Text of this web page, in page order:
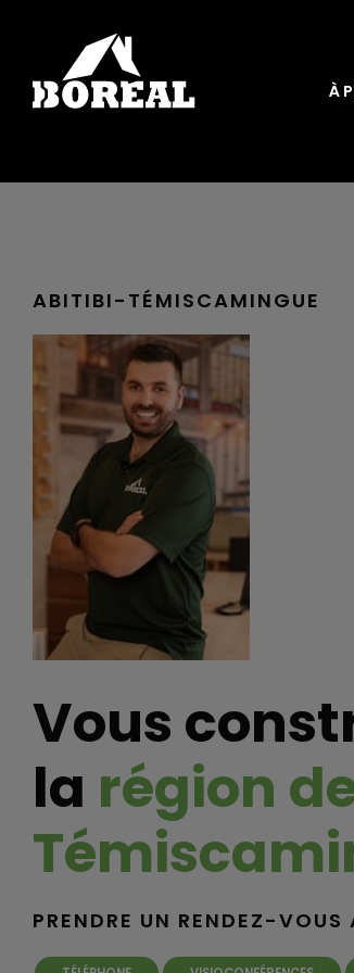
À
ABITIBI-TÉMISCAMINGUE
Vous
la région
PRENDRE UN RENDEZ-VOUS
RECHERCHE